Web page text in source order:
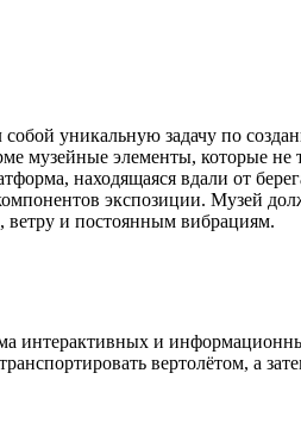
уникальную задачу по
музейные элементы, которые
находящаяся вдали от
экспозиции. Музей
ветру и постоянным вибрациям.
интерактивных и
вертолётом, а